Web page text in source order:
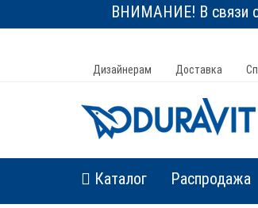
ВНИМАНИЕ! В связи с
Дизайнерам Доставка
Каталог Распродажа